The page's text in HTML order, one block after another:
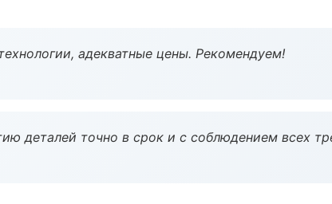
адекватные цены. Рекомендуем!
деталей точно в срок и с соблюдением всех